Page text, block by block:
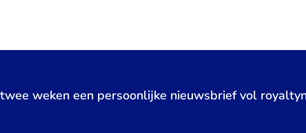
weken een persoonlijke nieuwsbrief vol